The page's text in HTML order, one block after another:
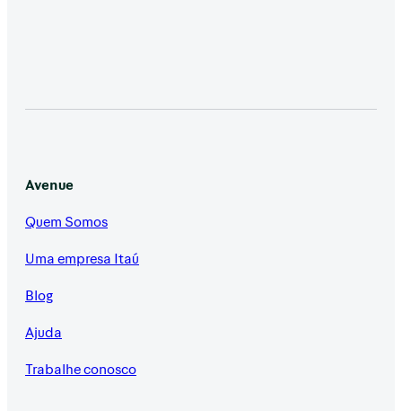
Avenue
Quem Somos
Uma empresa Itaú
Blog
Ajuda
Trabalhe conosco